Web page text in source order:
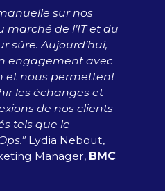
sur nos
marché de l’IT et du
sûre. Aujourd’hui,
engagement avec
et nous permettent
les échanges et
de nos clients
tels que le
​ Lydia Nebout,
Manager, BMC